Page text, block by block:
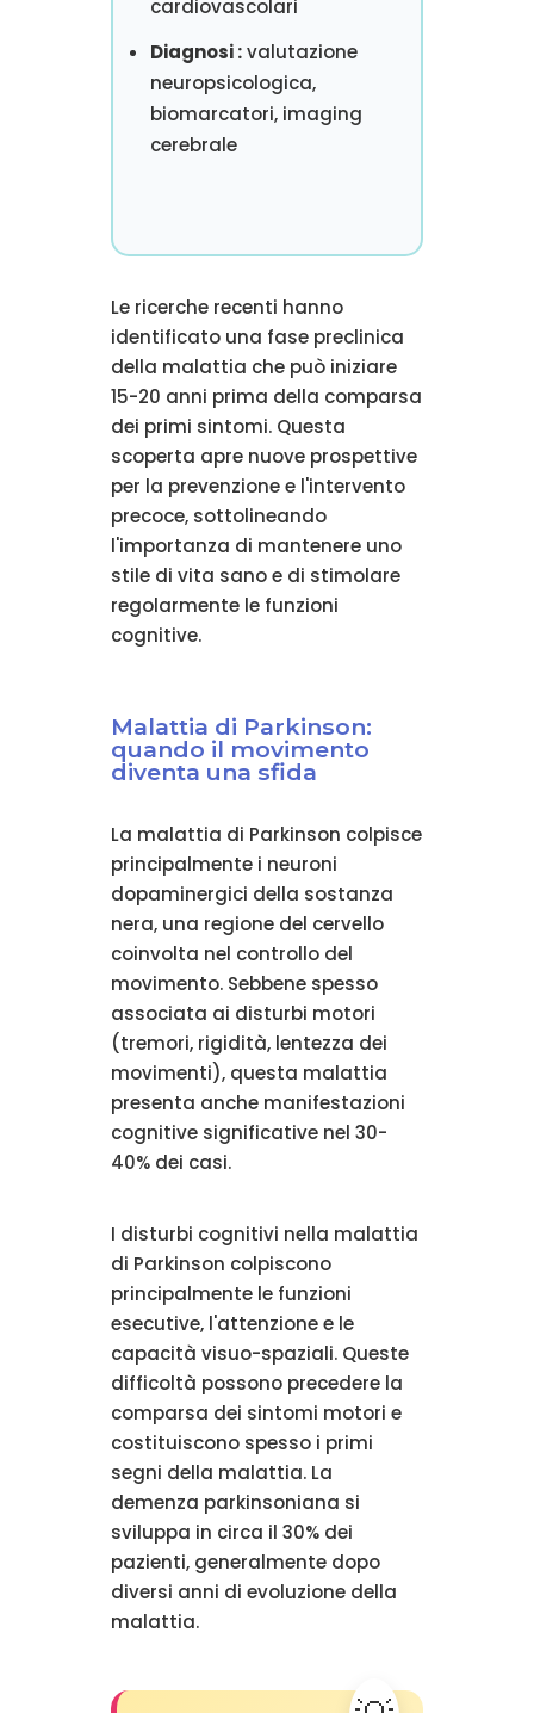
cardiovascolari
Diagnosi :valutazione
neuropsicologica,
biomarcatori, imaging
cerebrale
Le ricerche recenti hanno
identificato una fase preclinica
della malattia che può iniziare
15-20 anni prima della comparsa
dei primi sintomi. Questa
scoperta apre nuove prospettive
per la prevenzione e l'intervento
precoce, sottolineando
l'importanza di mantenere uno
stile di vita sano e di stimolare
regolarmente le funzioni
cognitive.
Malattia di Parkinson:
quando il movimento
diventa una sfida
La malattia di Parkinson colpisce
principalmente i neuroni
dopaminergici della sostanza
nera, una regione del cervello
coinvolta nel controllo del
movimento. Sebbene spesso
associata ai disturbi motori
(tremori, rigidità, lentezza dei
movimenti), questa malattia
presenta anche manifestazioni
cognitive significative nel 30-
40% dei casi.
I disturbi cognitivi nella malattia
di Parkinson colpiscono
principalmente le funzioni
esecutive, l'attenzione e le
capacità visuo-spaziali. Queste
difficoltà possono precedere la
comparsa dei sintomi motori e
costituiscono spesso i primi
segni della malattia. La
demenza parkinsoniana si
sviluppa in circa il 30% dei
pazienti, generalmente dopo
diversi anni di evoluzione della
malattia.